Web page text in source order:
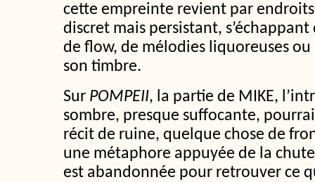
cette empreinte revient par
discret mais persistant,
de flow, de mélodies liquoreuses
son timbre.
Sur POMPEII, la partie de MIKE,
sombre, presque suffocante,
récit de ruine, quelque chose de
une métaphore appuyée de la
est abandonnée pour retrouver ce